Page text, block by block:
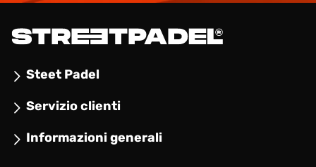
Steet Padel
Servizio clienti
Informazioni generali